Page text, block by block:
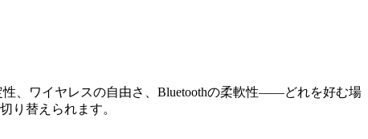
性、ワイヤレスの自由さ、Bluetoothの柔軟性――どれを好む場
り替えられます。